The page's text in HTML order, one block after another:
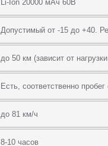
Li-Ion 20000 мАч 60В
Допустимый от -15 до +40.
до 50 км (зависит от
Есть, соответственно
до 81 км/ч
8-10 часов